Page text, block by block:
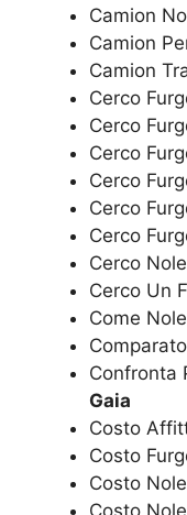
Camion
Camion
Camion
Cerco
Cerco
Cerco
Cerco
Cerco
Cerco
Cerco
Cerco Un
Come
Confronta
Gaia
Costo
Costo
Costo
Costo